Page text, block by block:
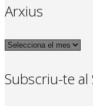
Arxius
Arxius
Subscriu-te al